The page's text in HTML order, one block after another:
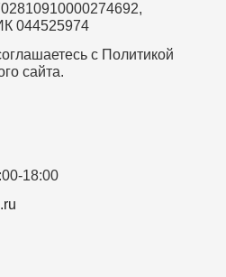
044525974
с Политикой
сайта.
18:00